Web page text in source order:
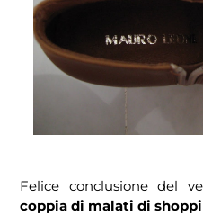
Felice conclusione del
coppia di malati di